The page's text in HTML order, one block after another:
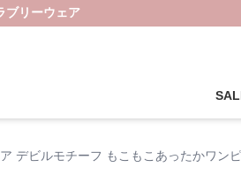
ブリーウェア
デビルモチーフ もこもこあったかワン